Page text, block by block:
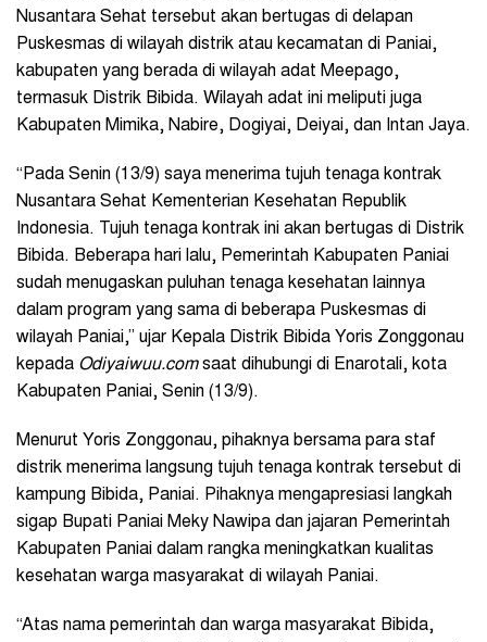
Nusantara Sehat tersebut akan bertugas di delapan
Puskesmas di wilayah distrik atau kecamatan di Paniai,
kabupaten yang berada di wilayah adat Meepago,
termasuk Distrik Bibida. Wilayah adat ini meliputi juga
Kabupaten Mimika, Nabire, Dogiyai, Deiyai, dan Intan Jaya.
“Pada Senin (13/9) saya menerima tujuh tenaga kontrak
Nusantara Sehat Kementerian Kesehatan Republik
Indonesia. Tujuh tenaga kontrak ini akan bertugas di Distrik
Bibida. Beberapa hari lalu, Pemerintah Kabupaten Paniai
sudah menugaskan puluhan tenaga kesehatan lainnya
dalam program yang sama di beberapa Puskesmas di
wilayah Paniai,” ujar Kepala Distrik Bibida Yoris Zonggonau
kepada Odiyaiwuu.comsaat dihubungi di Enarotali, kota
Kabupaten Paniai, Senin (13/9).
Menurut Yoris Zonggonau, pihaknya bersama para staf
distrik menerima langsung tujuh tenaga kontrak tersebut di
kampung Bibida, Paniai. Pihaknya mengapresiasi langkah
sigap Bupati Paniai Meky Nawipa dan jajaran Pemerintah
Kabupaten Paniai dalam rangka meningkatkan kualitas
kesehatan warga masyarakat di wilayah Paniai.
“Atas nama pemerintah dan warga masyarakat Bibida,